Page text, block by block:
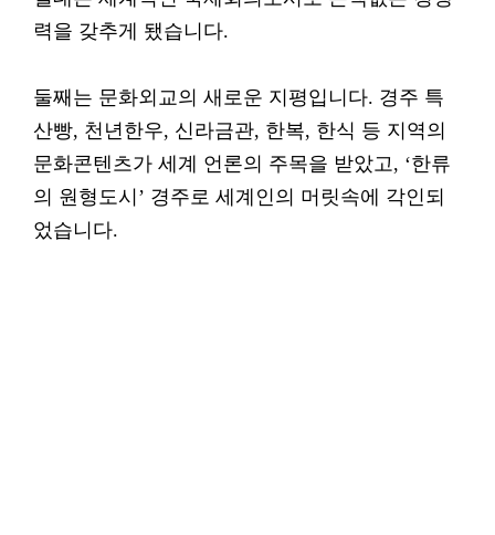
력을 갖추게 됐습니다.
둘째는 문화외교의 새로운 지평입니다. 경주 특
산빵, 천년한우, 신라금관, 한복, 한식 등 지역의
문화콘텐츠가 세계 언론의 주목을 받았고, ‘한류
의 원형도시’ 경주로 세계인의 머릿속에 각인되
었습니다.